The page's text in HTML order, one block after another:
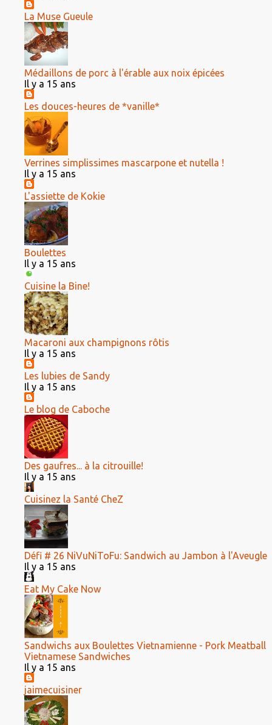
La Muse Gueule
Médaillons de porc à l'érable aux noix épicées
Il y a 15 ans
Les douces-heures de *vanille*
Verrines simplissimes mascarpone et nutella !
Il y a 15 ans
L'assiette de Kokie
Boulettes
Il y a 15 ans
Cuisine la Bine!
Macaroni aux champignons rôtis
Il y a 15 ans
Les lubies de Sandy
Il y a 15 ans
Le blog de Caboche
Des gaufres... à la citrouille!
Il y a 15 ans
Cuisinez la Santé CheZ
Défi # 26 NiVuNiToFu: Sandwich au Jambon à l'Aveugle
Il y a 15 ans
Eat My Cake Now
Sandwichs aux Boulettes Vietnamienne - Pork Meatball
Vietnamese Sandwiches
Il y a 15 ans
jaimecuisiner